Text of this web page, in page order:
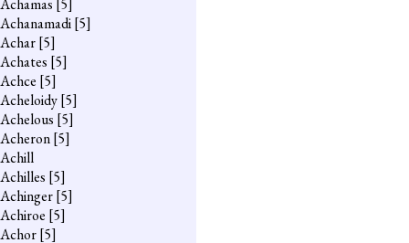
Achamas [5]
Achanamadi[5]
Achar[5]
Achates [5]
Achce [5]
Acheloidy[5]
Achelous [5]
Acheron[5]
Achill
Achilles [5]
Achinger[5]
Achiroe [5]
Achor[5]